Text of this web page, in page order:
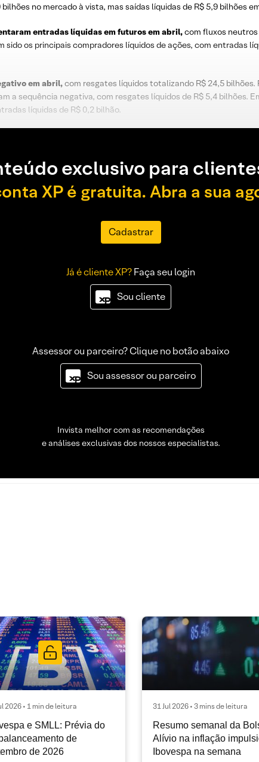
no mercado à vista, mas saídas líquidas de R$ 5,9 bilhões
entradas líquidas em futuros em abril,com fluxos
os principais compradores líquidos de ações, com entradas
em abril,com resgates líquidos totalizando R$ 24,5
a sequência negativa, com resgates líquidos de R$ 5,4 bilhões.
líquidas de R$ 0,2 bilhão.
exclusivo para
XP é gratuita. Abra a sua
Cadastrar
Já é cliente XP?Faça seu login
Sou cliente
Assessor ou parceiro? Clique no botão abaixo
Sou assessor ou parceiro
Invista melhor com as recomendações
e análises exclusivas dos nossos especialistas.
2026 • 1 min de leitura
e SMLL: Prévia do
de
de 2026
31 Jul 2026 • 3 mins de leitura
Resumo semanal da
Alívio na inflação
Ibovespa na semana